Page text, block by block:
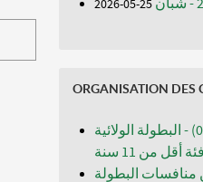
25-05-2026
ORGANISATION DES
مباريات الجولة الخامسة (05) - البطولة الولائية
من 11 سنة
الرابعة (04) من منافسات البطولة